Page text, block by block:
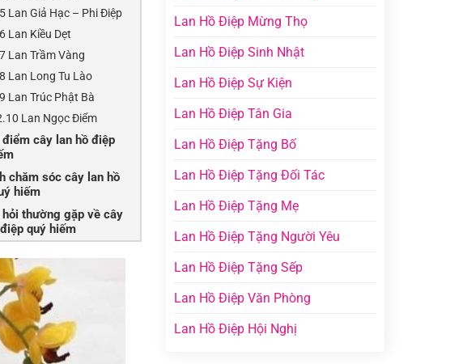
Lan Giả Hạc – Phi Điệp
Lan Kiều Dẹt
Lan Trầm Vàng
Lan Long Tu Lào
Lan Trúc Phật Bà
Lan Ngọc Điểm
cây lan hồ điệp
chăm sóc cây lan hồ
hiếm
hỏi thường gặp về cây
quý hiếm
Lan Hồ Điệp Mừng Thọ
Lan Hồ Điệp Sinh Nhật
Lan Hồ Điệp Sự Kiện
Lan Hồ Điệp Tân Gia
Lan Hồ Điệp Tặng Bố
Lan Hồ Điệp Tặng Đối Tác
Lan Hồ Điệp Tặng Mẹ
Lan Hồ Điệp Tặng Người Yêu
Lan Hồ Điệp Tặng Sếp
Lan Hồ Điệp Văn Phòng
Lan Hồ Điệp Hội Nghị